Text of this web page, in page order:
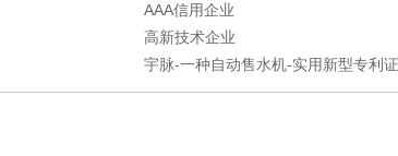
AAA信用企业
高新技术企业
宇脉-一种自动售水机-实用新型专利